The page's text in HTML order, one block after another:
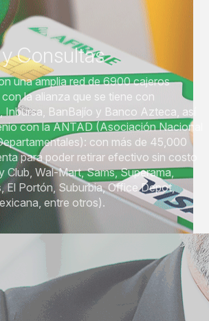
Consultas
una amplia red de 6900 cajeros
la alianza que se tiene con
Inbursa, BanBajío y Banco Azteca, así
con la ANTAD (Asociación Nacional
con más de 45,000
para poder retirar efectivo sin costo
Club, Wal-Mart, Sams, Superama,
El Portón, Suburbia, Office Depot,
entre otros).